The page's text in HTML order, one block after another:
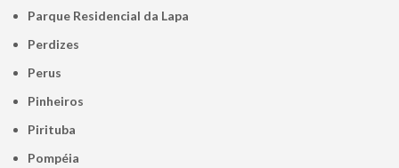
Parque Residencial da Lapa
Perdizes
Perus
Pinheiros
Pirituba
Pompéia